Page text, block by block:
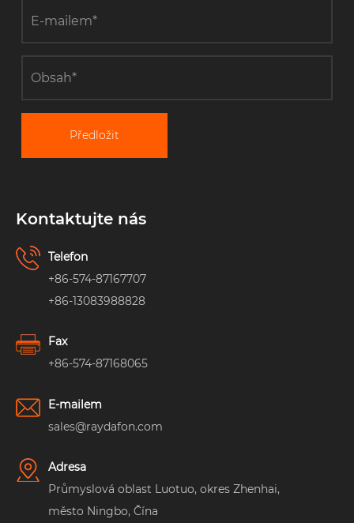
Předložit
Kontaktujte nás
Telefon
+86-574-87167707
+86-13083988828
Fax
+86-574-87168065
E-mailem
sales@raydafon.com
Adresa
Průmyslová oblast Luotuo, okres Zhenhai,
město Ningbo, Čína